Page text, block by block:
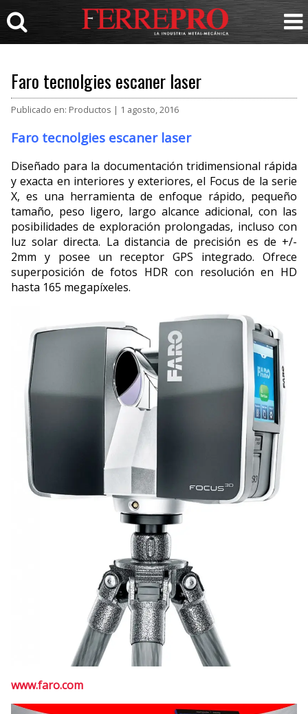
Faro tecnolgies escaner laser
Publicado en: Productos | 1 agosto, 2016
Faro tecnolgies escaner laser
Diseñado para la documentación tridimensional rá­pida
y exacta en interiores y exteriores, el Focus de la serie
X, es una herramienta de enfoque rápido, pequeño
tamaño, peso ligero, largo alcance adicio­nal, con las
posibilidades de exploración prolonga­das, incluso con
luz solar directa. La distancia de precisión es de +/-
2mm y posee un receptor GPS integrado. Ofrece
superposición de fotos HDR con resolución en HD
hasta 165 megapíxeles.
www.faro.com